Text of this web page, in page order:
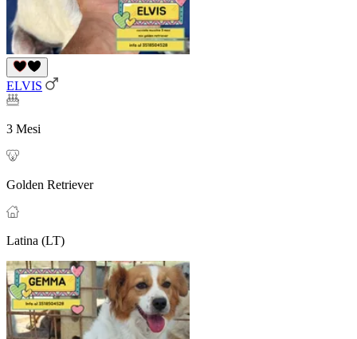
ELVIS
3 Mesi
Golden Retriever
Latina (LT)